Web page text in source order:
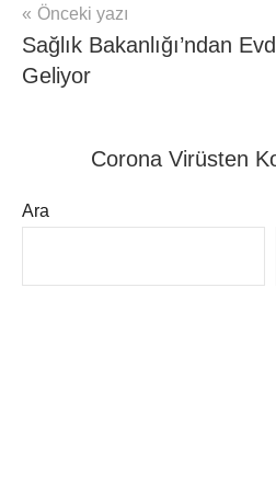
mhrs
Yazı
gezinmesi
Önceki yazı
Sağlık Bakanlığı’ndan
Geliyor
Corona Virüsten
Ara